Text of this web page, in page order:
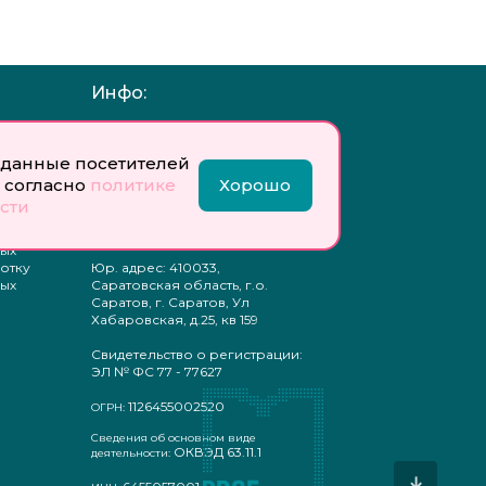
посетителей
политике
Хорошо
Инфо:
ответственностью
«Профобразование»
Главный редактор: Богатырева
Юр. адрес: 410033,
Саратовская область, г.о.
Саратов, г. Саратов, Ул
Хабаровская, д.25, кв 159
Свидетельство о регистрации:
ЭЛ № ФС 77 - 77627
ОГРН: 1126455002520
Сведения об основном виде
деятельности: ОКВЭД 63.11.1